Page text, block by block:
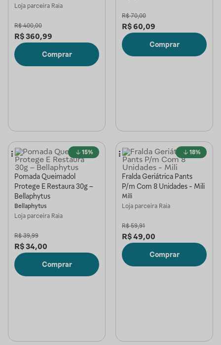
Loja parceira Raia
R$ 400,00
R$360,99
Comprar
R$ 70,00
R$60,09
Comprar
15%
Pomada Queimadol
Protege E Restaura 30g –
Bellaphytus
Bellaphytus
Loja parceira Raia
R$ 39,99
R$34,00
Comprar
18%
Fralda Geriátrica Pants
P/m Com 8 Unidades - Mili
Mili
Loja parceira Raia
R$ 59,91
R$49,00
Comprar